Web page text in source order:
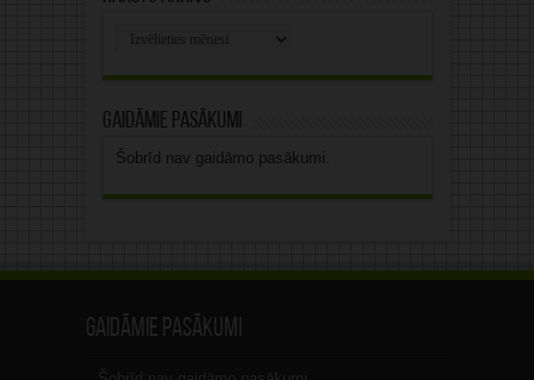
Gaidāmie pasākumi
Šobrīd nav gaidāmo pasākumi.
Gaidāmie pasākumi